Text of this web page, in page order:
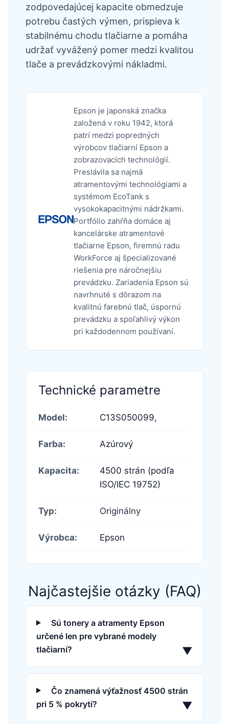
zodpovedajúcej kapacite obmedzuje
potrebu častých výmen, prispieva k
stabilnému chodu tlačiarne a pomáha
udržať vyvážený pomer medzi kvalitou
tlače a prevádzkovými nákladmi.
Epson je japonská značka
založená v roku 1942, ktorá
patrí medzi popredných
výrobcov tlačiarní Epson a
zobrazovacích technológií.
Preslávila sa najmä
atramentovými technológiami a
systémom EcoTank s
vysokokapacitnými nádržkami.
Portfólio zahŕňa domáce aj
kancelárske atramentové
tlačiarne Epson, firemnú radu
WorkForce aj špecializované
riešenia pre náročnejšiu
prevádzku. Zariadenia Epson sú
navrhnuté s dôrazom na
kvalitnú farebnú tlač, úspornú
prevádzku a spoľahlivý výkon
pri každodennom používaní.
Technické parametre
Model: C13S050099,
Farba: Azúrový
Kapacita:
4500 strán (podľa
ISO/IEC 19752)
Typ: Originálny
Výrobca: Epson
Najčastejšie otázky (FAQ)
Sú tonery a atramenty Epson
určené len pre vybrané modely
tlačiarní?
▼
Čo znamená výťažnosť 4500 strán
pri 5 % pokrytí?
▼